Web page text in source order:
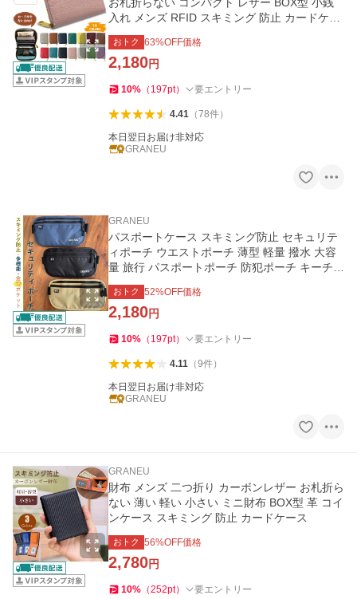
入れ メンズ RFID スキミング 防止 カードケー
ス 革
おトク 63%OFF価格
2,180円
10% （ 197pt） 要エントリー
4.41（78件）
本日翌日お届け非対応
GRANEU
GRANEU
パスポートケース スキミング防止 セキュリテ
ィポーチ ウエストポーチ 薄型 軽量 撥水 大容
量 旅行 パスポートポーチ 防犯ポーチ キーチェ
ーン付き
おトク 52%OFF価格
2,180円
10% （ 197pt） 要エントリー
4.11（9件）
本日翌日お届け非対応
GRANEU
GRANEU
財布 メンズ 二つ折り カーボンレザー お札折ら
ない 薄い 軽い 小さい ミニ財布 BOX型 革 コイ
ンケース スキミング 防止 カードケース
おトク 56%OFF価格
2,780円
10% （252pt） 要エントリー